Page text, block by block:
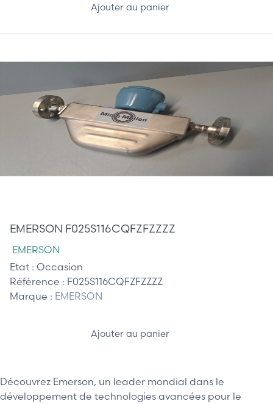
Découvrez Emerson, un leader mondial dans le
développement de technologies avancées pour le
Ajouter au panier
EMERSON F025S116CQFZFZZZZ
EMERSON
Etat : Occasion
Référence : F025S116CQFZFZZZZ
Marque : EMERSON
Ajouter au panier